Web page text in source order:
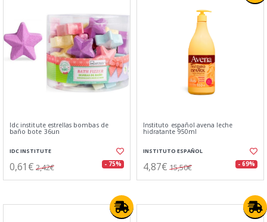
Idc institute estrellas bombas de
baño bote 36un
IDC INSTITUTE
0,61€ 2,42€ - 75%
Instituto español avena leche
hidratante 950ml
INSTITUTO ESPAÑOL
4,87€ 15,50€ - 69%